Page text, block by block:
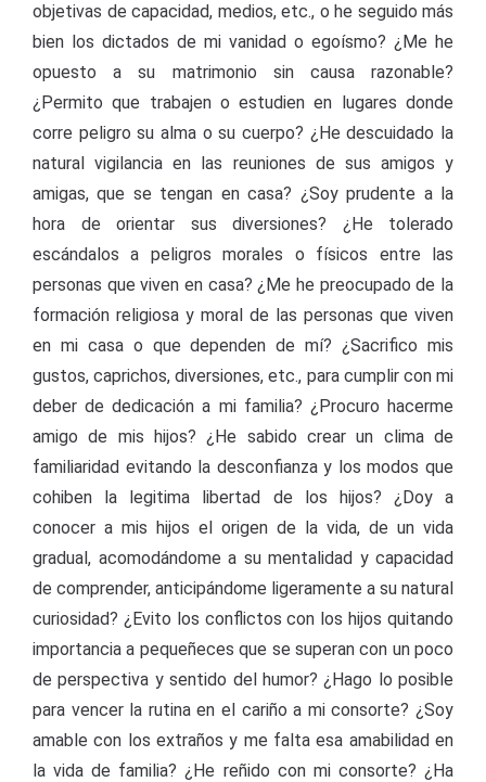
objetivas de capacidad, medios, etc., o he seguido más
bien los dictados de mi vanidad o egoísmo? ¿Me he
opuesto a su matrimonio sin causa razonable?
¿Permito que trabajen o estudien en lugares donde
corre peligro su alma o su cuerpo? ¿He descuidado la
natural vigilancia en las reuniones de sus amigos y
amigas, que se tengan en casa? ¿Soy prudente a la
hora de orientar sus diversiones? ¿He tolerado
escándalos a peligros morales o físicos entre las
personas que viven en casa? ¿Me he preocupado de la
formación religiosa y moral de las personas que viven
en mi casa o que dependen de mí? ¿Sacrifico mis
gustos, caprichos, diversiones, etc., para cumplir con mi
deber de dedicación a mi familia? ¿Procuro hacerme
amigo de mis hijos? ¿He sabido crear un clima de
familiaridad evitando la desconfianza y los modos que
cohiben la legitima libertad de los hijos? ¿Doy a
conocer a mis hijos el origen de la vida, de un vida
gradual, acomodándome a su mentalidad y capacidad
de comprender, anticipándome ligeramente a su natural
curiosidad? ¿Evito los conflictos con los hijos quitando
importancia a pequeñeces que se superan con un poco
de perspectiva y sentido del humor? ¿Hago lo posible
para vencer la rutina en el cariño a mi consorte? ¿Soy
amable con los extraños y me falta esa amabilidad en
la vida de familia? ¿He reñido con mi consorte? ¿Ha